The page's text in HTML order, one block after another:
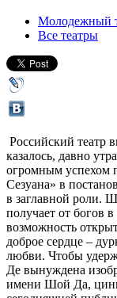
Молодежный
Все театры
Российский театр
казалось, давно
огромным успехом
Сезуана» в
в заглавной роли.
получает от богов
возможность
доброе сердце –
любви. Чтобы
Де вынуждена
имени Шой Да,